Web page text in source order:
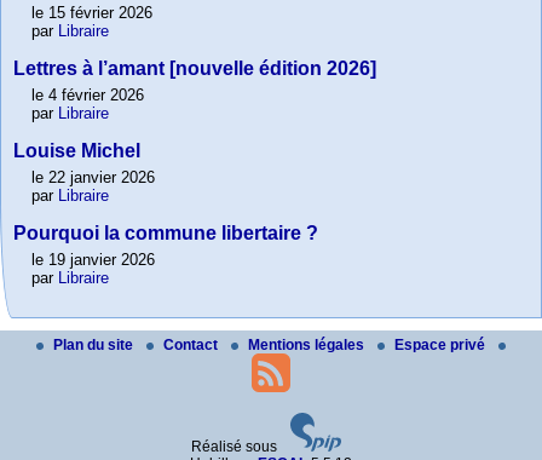
le 15 février 2026
par Libraire
Lettres à l’amant [nouvelle édition 2026]
le 4 février 2026
par Libraire
Louise Michel
le 22 janvier 2026
par Libraire
Pourquoi la commune libertaire ?
le 19 janvier 2026
par Libraire
Plan du site Contact Mentions légales Espace privé
Réalisé sous